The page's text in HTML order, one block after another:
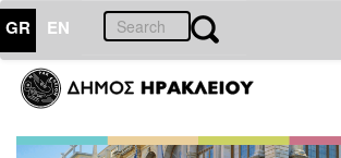
GR EN
ΕΠΙΚΑΙΡΟΤΗΤΑ
Τύπου